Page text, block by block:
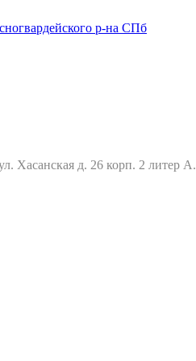
Хасанская д. 26 корп. 2 литер А.